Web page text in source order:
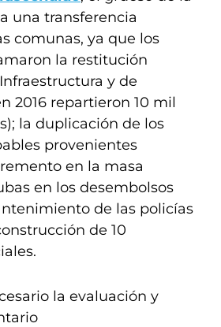
una transferencia
comunas, ya que los
la restitución
y de
2016 repartieron 10 mil
la duplicación de los
provenientes
en la masa
en los desembolsos
de las policías
de 10
la evaluación y